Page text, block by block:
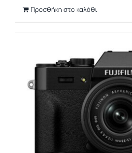
Προσθήκη στο καλάθι